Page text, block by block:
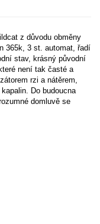
z důvodu obměny
365k, 3 st. automat, řadí
stav, krásný původní
není tak časté a
rzi a nátěrem,
Do budoucna
domluvě se